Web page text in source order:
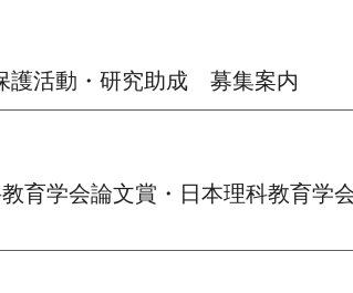
護活動・研究助成　募集案内
育学会論文賞・日本理科教育学